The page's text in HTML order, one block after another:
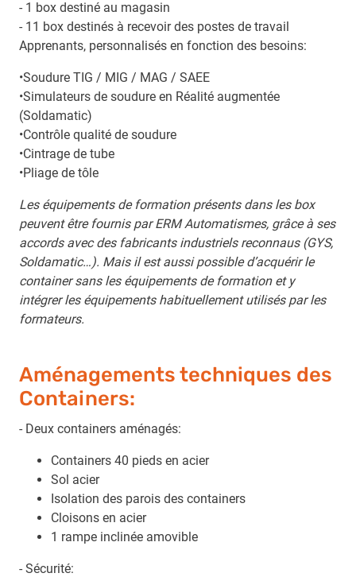
- 1 box destiné au magasin
- 11 box destinés à recevoir des postes de travail
Apprenants, personnalisés en fonction des besoins:
•Soudure TIG / MIG / MAG / SAEE
•Simulateurs de soudure en Réalité augmentée
(Soldamatic)
•Contrôle qualité de soudure
•Cintrage de tube
•Pliage de tôle
Les équipements de formation présents dans les box
peuvent être fournis par ERM Automatismes, grâce à ses
accords avec des fabricants industriels reconnaus (GYS,
Soldamatic…). Mais il est aussi possible d’acquérir le
container sans les équipements de formation et y
intégrer les équipements habituellement utilisés par les
formateurs.
Aménagements techniques des
Containers:
- Deux containers aménagés:
Containers 40 pieds en acier
Sol acier
Isolation des parois des containers
Cloisons en acier
1 rampe inclinée amovible
- Sécurité: